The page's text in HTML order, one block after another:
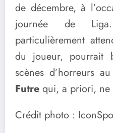
de décembre, à
journée de
particulièrement
du joueur, pourrait
scènes d’horreurs
Futre qui, a priori, ne
Crédit photo :